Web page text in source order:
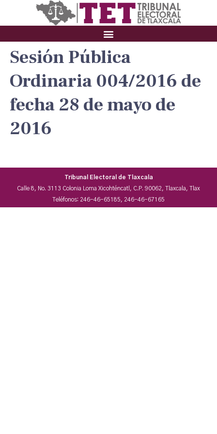
Sesión Pública
Ordinaria 004/2016 de
fecha 28 de mayo de
2016
Tribunal Electoral de Tlaxcala
Calle 8, No. 3113 Colonia Loma Xicohténcatl, C.P. 90062, Tlaxcala, Tlax
Teléfonos: 246-46-65185, 246-46-67165